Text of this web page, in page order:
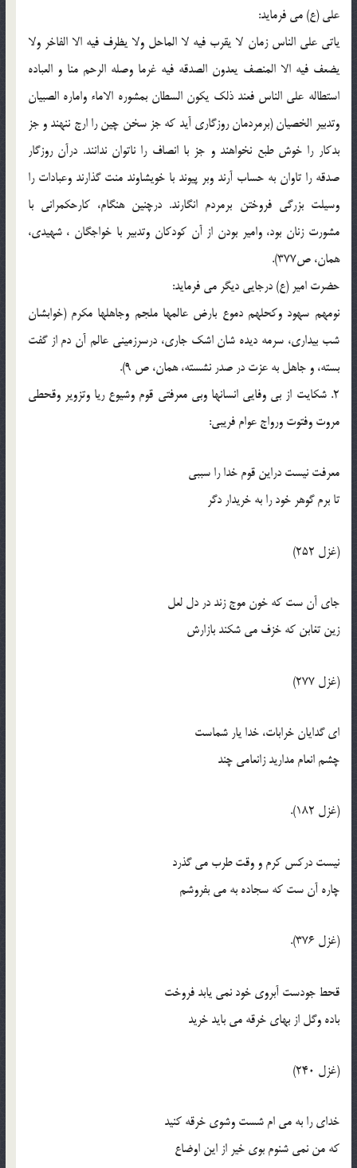
علي (ع) مي فرمايد:
ياتي علي الناس زمان لا يقرب فيه لا الماحل ولا يظرف فيه الا الفاخر ولا
يضعف فيه الا المنصف يعدون الصدقه فيه غرما وصله الرحم منا و العباده
استطاله علي الناس فعند ذلک يکون السطان بمشوره الاماء واماره الصبيان
وتدبير الخصيان (برمردمان روزگاري آيد که جز سخن چين را ارج ننهند و جز
بدکار را خوش طبع نخواهند و جز با انصاف را ناتوان ندانند. درآن روزگار
صدقه را تاوان به حساب آرند وبر پيوند با خويشاوند منت گذارند وعبادات را
وسيلت بزرگي فروختن برمردم انگارند. درچنين هنگام، کارحکمراني با
مشورت زنان بود، وامير بودن از آن کودکان وتدبير با خواجگان ، شهيدي،
همان، ص377).
حضرت امير (ع) درجايي ديگر مي فرمايد:
نومهم سهود وکحلهم دموع بارض عالمها ملجم وجاهلها مکرم (خوابشان
شب بيداري، سرمه ديده شان اشک جاري، درسرزميني عالم آن دم از گفت
بسته، و جاهل به عزت در صدر نشسته، همان، ص 9).
2. شکايت از بي وفايي انسانها وبي معرفتي قوم وشيوع ريا وتزوير وقحطي
مروت وفتوت ورواج عوام فريبي:
معرفت نيست دراين قوم خدا را سببي
تا برم گوهر خود را به خريدار دگر
(غزل 252)
جاي آن ست که خون موج زند در دل لعل
زين تغابن که خزف مي شکند بازارش
(غزل 277)
اي گدايان خرابات، خدا يار شماست
چشم انعام مداريد زانعامي چند
(غزل 182).
نيست درکس کرم و وقت طرب مي گذرد
چاره آن ست که سجاده به مي بفروشم
(غزل 376).
قحط جودست آبروي خود نمي يابد فروخت
باده وگل از بهاي خرقه مي بايد خريد
(غزل 240)
خداي را به مي ام شست وشوي خرقه کنيد
که من نمي شنوم بوي خير از اين اوضاع